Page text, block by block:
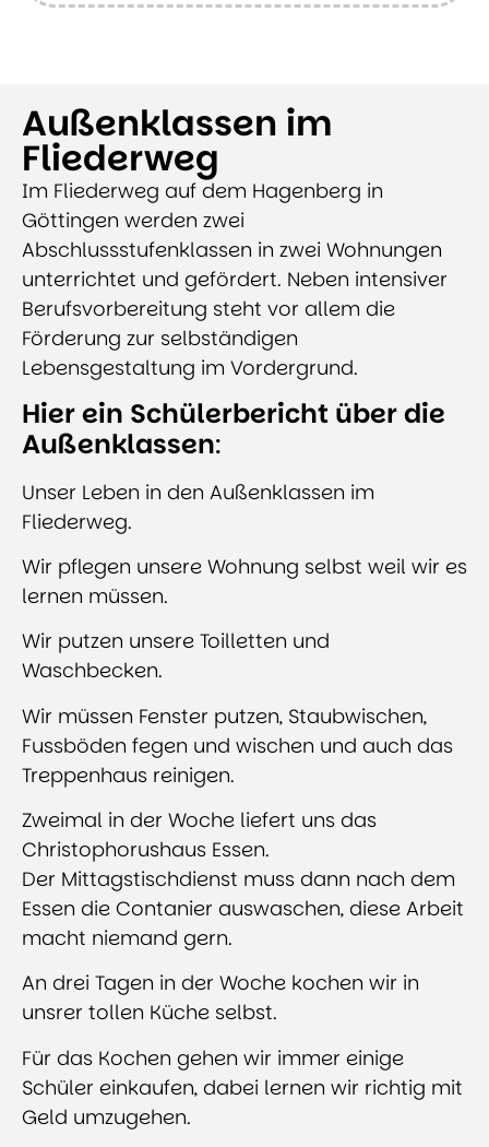
Außenklassen im
Fliederweg
Im Fliederweg auf dem Hagenberg in
Göttingen werden zwei
Abschlussstufenklassen in zwei Wohnungen
unterrichtet und gefördert. Neben intensiver
Berufsvorbereitung steht vor allem die
Förderung zur selbständigen
Lebensgestaltung im Vordergrund.
Hier ein Schülerbericht über die
Außenklassen:
Unser Leben in den Außenklassen im
Fliederweg.
Wir pflegen unsere Wohnung selbst weil wir es
lernen müssen.
Wir putzen unsere Toilletten und
Waschbecken.
Wir müssen Fenster putzen, Staubwischen,
Fussböden fegen und wischen und auch das
Treppenhaus reinigen.
Zweimal in der Woche liefert uns das
Christophorushaus Essen.
Der Mittagstischdienst muss dann nach dem
Essen die Contanier auswaschen, diese Arbeit
macht niemand gern.
An drei Tagen in der Woche kochen wir in
unsrer tollen Küche selbst.
Für das Kochen gehen wir immer einige
Schüler einkaufen, dabei lernen wir richtig mit
Geld umzugehen.